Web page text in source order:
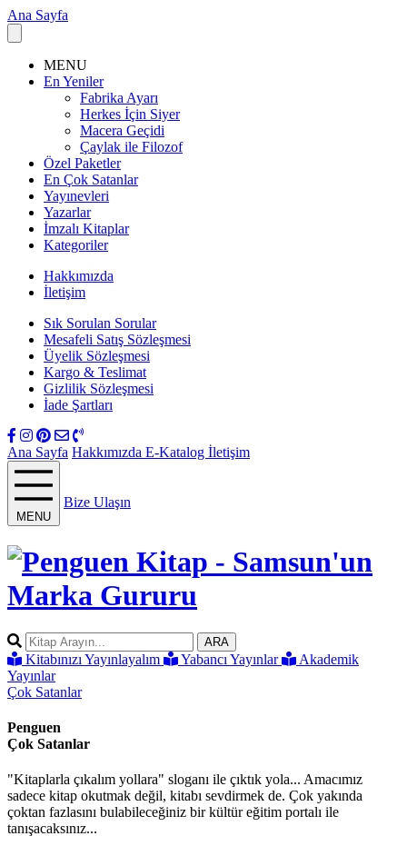
Ana Sayfa
MENU
En Yeniler
Fabrika Ayarı
Herkes İçin Siyer
Macera Geçidi
Çaylak ile Filozof
Özel Paketler
En Çok Satanlar
Yayınevleri
Yazarlar
İmzalı Kitaplar
Kategoriler
Hakkımızda
İletişim
Sık Sorulan Sorular
Mesafeli Satış Sözleşmesi
Üyelik Sözleşmesi
Kargo & Teslimat
Gizlilik Sözleşmesi
İade Şartları
Ana Sayfa Hakkımızda E-Katalog İletişim
MENU
Bize Ulaşın
ARA
Kitabınızı Yayınlayalım Yabancı Yayınlar
Akademik
Yayınlar
Çok Satanlar
Penguen
Çok Satanlar
"Kitaplarla çıkalım yollara" sloganı ile çıktık yola... Amacımız
sadece kitap okutmak değil, kitabı sevdirmek de. Çok yakında
çoktan fazlasını bulabileceğiniz bir kültür eğitim portalı ile
tanışacaksınız...